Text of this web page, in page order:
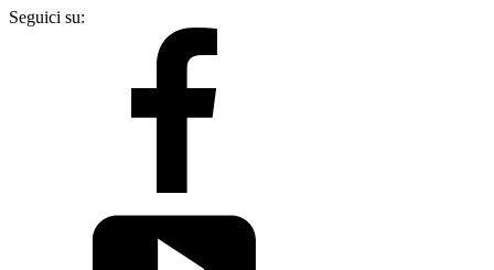
Seguici su: